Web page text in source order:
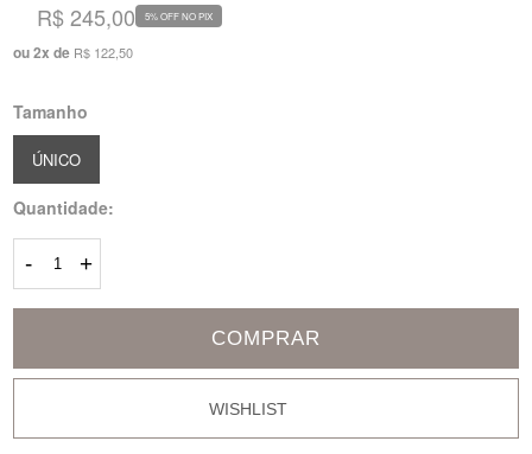
R$ 245,00
ou2x de R$ 122,50
5% OFF NO PIX
Tamanho
ÚNICO
Quantidade:
- +
COMPRAR